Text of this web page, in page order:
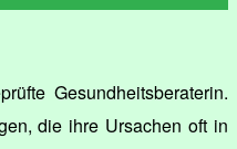
Gesundheitsberaterin.
die ihre Ursachen oft in